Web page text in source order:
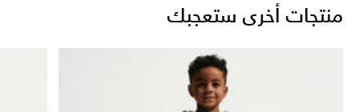
منتجات أخرى ستعجبك